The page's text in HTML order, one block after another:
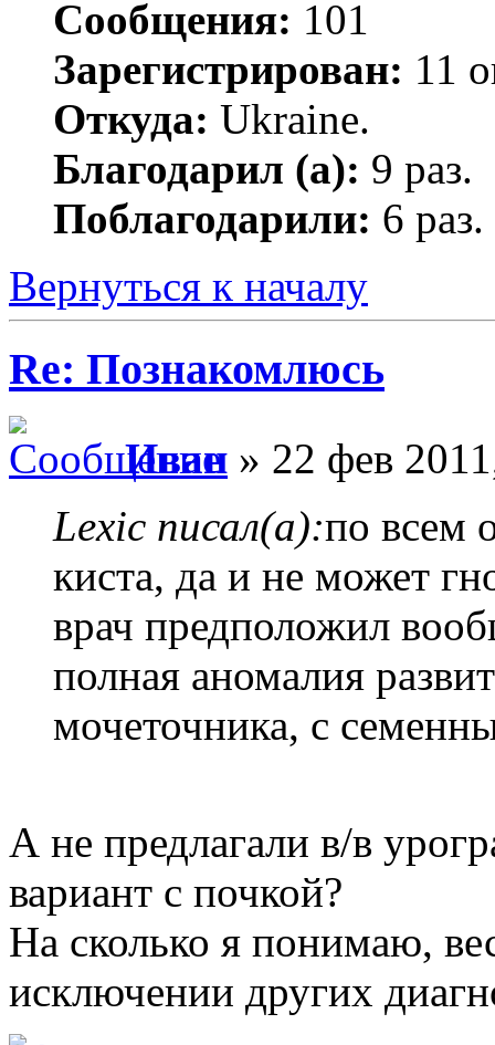
Сообщения: 101
Зарегистрирован: 11
Откуда: Ukraine.
Благодарил (а): 9 раз.
Поблагодарили: 6 раз.
Вернуться к началу
Re: Познакомлюсь
Иван » 22 фев
Lexic писал(а):по всем
киста, да и не может
врач предположил
полная аномалия
мочеточника, с
А не предлагали в/в
вариант с почкой?
На сколько я понимаю,
исключении других